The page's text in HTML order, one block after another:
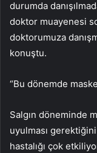
durumda
doktor muayenesi
doktorumuza
konuştu.
“Bu dönemde
Salgın döneminde
uyulması
hastalığı çok